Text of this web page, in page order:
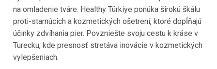
na omladenie tváre. Healthy Türkiye ponúka širokú škálu
proti-starnúcich a kozmetických ošetrení, ktoré dopĺňajú
účinky zdvíhania pier. Povzniešte svoju cestu k kráse v
Turecku, kde presnosť stretáva inovácie v kozmetických
vylepšeniach.